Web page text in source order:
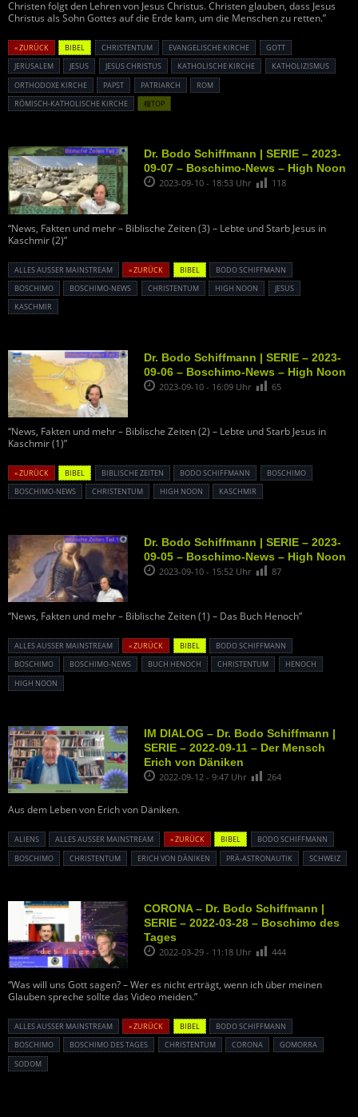
Christen folgt den Lehren von Jesus Christus. Christen glauben, dass Jesus
Christus als Sohn Gottes auf die Erde kam, um die Menschen zu retten.”
« ZURÜCK BIBEL CHRISTENTUM EVANGELISCHE KIRCHE
GOTT
JERUSALEM
JESUS JESUS CHRISTUS KATHOLISCHE KIRCHE
KATHOLIZISMUS
ORTHODOXE KIRCHE
PAPST PATRIARCH
ROM
RÖMISCH-KATHOLISCHE KIRCHE
種TOP
Dr. Bodo Schiffmann | SERIE – 2023-
09-07 – Boschimo-News – High Noon
2023-09-10 - 18:53 Uhr 118
“News, Fakten und mehr – Biblische Zeiten (3) – Lebte und Starb Jesus in
Kaschmir (2)”
ALLES AUSSER MAINSTREAM « ZURÜCK BIBEL
BODO SCHIFFMANN
BOSCHIMO
BOSCHIMO-NEWS CHRISTENTUM HIGH NOON
JESUS
KASCHMIR
Dr. Bodo Schiffmann | SERIE – 2023-
09-06 – Boschimo-News – High Noon
2023-09-10 - 16:09 Uhr 65
“News, Fakten und mehr – Biblische Zeiten (2) – Lebte und Starb Jesus in
Kaschmir (1)”
« ZURÜCK BIBEL BIBLISCHE ZEITEN BODO SCHIFFMANN
BOSCHIMO
BOSCHIMO-NEWS
CHRISTENTUM HIGH NOON KASCHMIR
Dr. Bodo Schiffmann | SERIE – 2023-
09-05 – Boschimo-News – High Noon
2023-09-10 - 15:52 Uhr 87
“News, Fakten und mehr – Biblische Zeiten (1) – Das Buch Henoch”
ALLES AUSSER MAINSTREAM « ZURÜCK BIBEL
BODO SCHIFFMANN
BOSCHIMO
BOSCHIMO-NEWS BUCH HENOCH CHRISTENTUM
HENOCH
HIGH NOON
IM DIALOG – Dr. Bodo Schiffmann |
SERIE – 2022-09-11 – Der Mensch
Erich von Däniken
2022-09-12 - 9:47 Uhr 264
Aus dem Leben von Erich von Däniken.
ALIENS ALLES AUSSER MAINSTREAM « ZURÜCK BIBEL
BODO SCHIFFMANN
BOSCHIMO
CHRISTENTUM ERICH VON DÄNIKEN PRÄ-ASTRONAUTIK SCHWEIZ
CORONA – Dr. Bodo Schiffmann |
SERIE – 2022-03-28 – Boschimo des
Tages
2022-03-29 - 11:18 Uhr 444
“Was will uns Gott sagen? – Wer es nicht erträgt, wenn ich über meinen
Glauben spreche sollte das Video meiden.”
ALLES AUSSER MAINSTREAM « ZURÜCK BIBEL
BODO SCHIFFMANN
BOSCHIMO
BOSCHIMO DES TAGES CHRISTENTUM CORONA
GOMORRA
SODOM